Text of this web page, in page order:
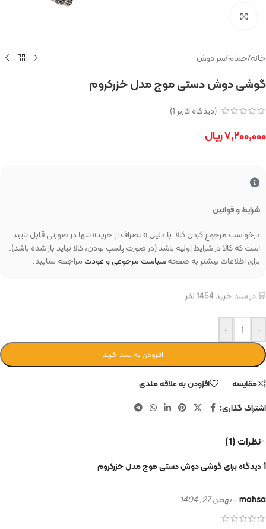
خانه/حمام/سر دوش
گوشی دوش دستی موج مدل خزرکروم
(دیدگاه کاربر 1
)
۷,۲۰۰,۰۰۰ریال
شرایط و قوانین
درخواست مرجوع کردن کالا با دلیل «انصراف از خرید» تنها در صورتی قابل تایید
است که کالا در شرایط اولیه باشد (در صورت پلمپ بودن، کالا نباید باز شده باشد).
برای اطلاعات بیشتر به صفحهسیاست مرجوعی و عودتمراجعه نمایید.
🛒 در سبد خرید 1454 نفر
-
+
افزودن به سبد خرید
مقایسه
افزودن به علاقه مندی
اشتراک گذاری:
نظرات (1)
1 دیدگاه برای گوشی دوش دستی موج مدل خزرکروم
mahsa
–بهمن 27, 1404